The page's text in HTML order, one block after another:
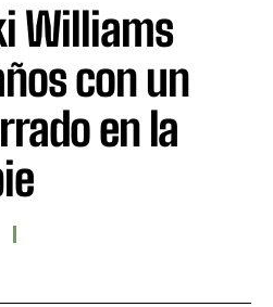
Williams
con un
en la